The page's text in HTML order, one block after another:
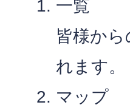
一覧
皆様か
れます。
マップ